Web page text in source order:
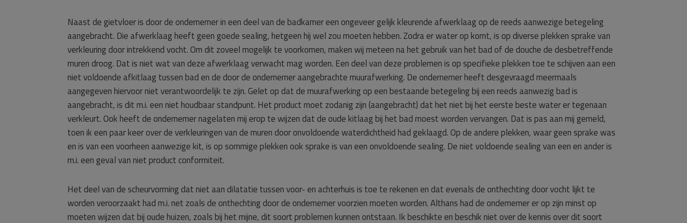
Naast de gietvloer is door de ondernemer in een deel van de badkamer een ongeveer gelijk kleurende afwerklaag op de reeds aanwezige betegeling
aangebracht. Die afwerklaag heeft geen goede sealing, hetgeen hij wel zou moeten hebben. Zodra er water op komt, is op diverse plekken sprake van
verkleuring door intrekkend vocht. Om dit zoveel mogelijk te voorkomen, maken wij meteen na het gebruik van het bad of de douche de desbetreffende
muren droog. Dat is niet wat van deze afwerklaag verwacht mag worden. Een deel van deze problemen is op specifieke plekken toe te schijven aan een
niet voldoende afkitlaag tussen bad en de door de ondernemer aangebrachte muurafwerking. De ondernemer heeft desgevraagd meermaals
aangegeven hiervoor niet verantwoordelijk te zijn. Gelet op dat de muurafwerking op een bestaande betegeling bij een reeds aanwezig bad is
aangebracht, is dit m.i. een niet houdbaar standpunt. Het product moet zodanig zijn (aangebracht) dat het niet bij het eerste beste water er tegenaan
verkleurt. Ook heeft de ondernemer nagelaten mij erop te wijzen dat de oude kitlaag bij het bad moest worden vervangen. Dat is pas aan mij gemeld,
toen ik een paar keer over de verkleuringen van de muren door onvoldoende waterdichtheid had geklaagd. Op de andere plekken, waar geen sprake was
en is van een voorheen aanwezige kit, is op sommige plekken ook sprake is van een onvoldoende sealing. De niet voldoende sealing van een en ander is
m.i. een geval van niet product conformiteit.
Het deel van de scheurvorming dat niet aan dilatatie tussen voor- en achterhuis is toe te rekenen en dat evenals de onthechting door vocht lijkt te
worden veroorzaakt had m.i. net zoals de onthechting door de ondernemer voorzien moeten worden. Althans had de ondernemer er op zijn minst op
moeten wijzen dat bij oude huizen, zoals bij het mijne, dit soort problemen kunnen ontstaan. Ik beschikte en beschik niet over de kennis over dit soort